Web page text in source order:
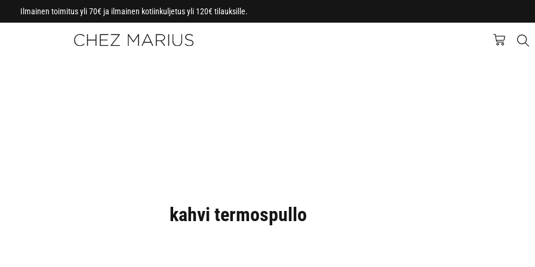
Ilmainen toimitus yli 70€ ja ilmainen kotiinkuljetus yli 120€ tilauksille.
kahvi termospullo